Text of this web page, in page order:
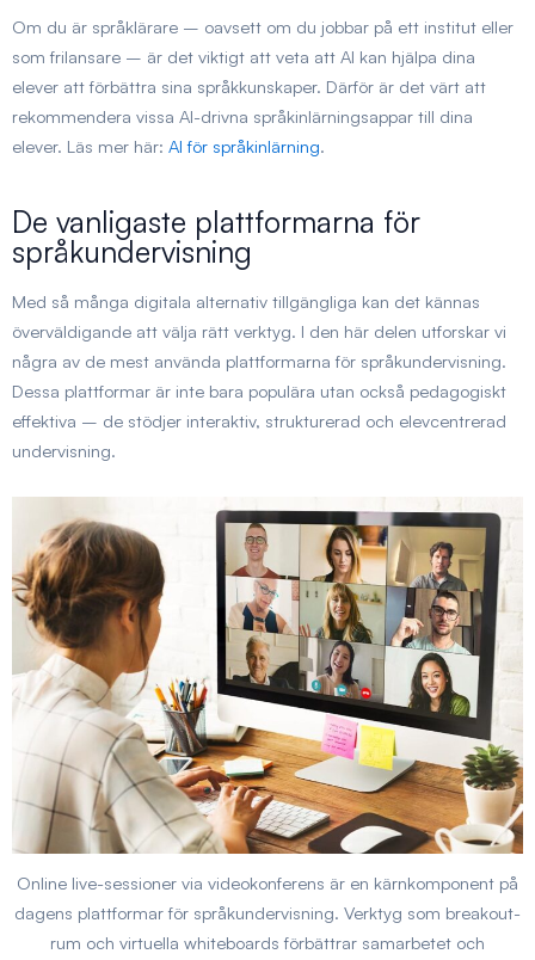
Om du är språklärare – oavsett om du jobbar på ett institut eller
som frilansare – är det viktigt att veta att AI kan hjälpa dina
elever att förbättra sina språkkunskaper. Därför är det värt att
rekommendera vissa AI-drivna språkinlärningsappar till dina
elever. Läs mer här: AI för språkinlärning.
De vanligaste plattformarna för
språkundervisning
Med så många digitala alternativ tillgängliga kan det kännas
överväldigande att välja rätt verktyg. I den här delen utforskar vi
några av de mest använda plattformarna för språkundervisning.
Dessa plattformar är inte bara populära utan också pedagogiskt
effektiva – de stödjer interaktiv, strukturerad och elevcentrerad
undervisning.
Online live-sessioner via videokonferens är en kärnkomponent på
dagens plattformar för språkundervisning. Verktyg som breakout-
rum och virtuella whiteboards förbättrar samarbetet och